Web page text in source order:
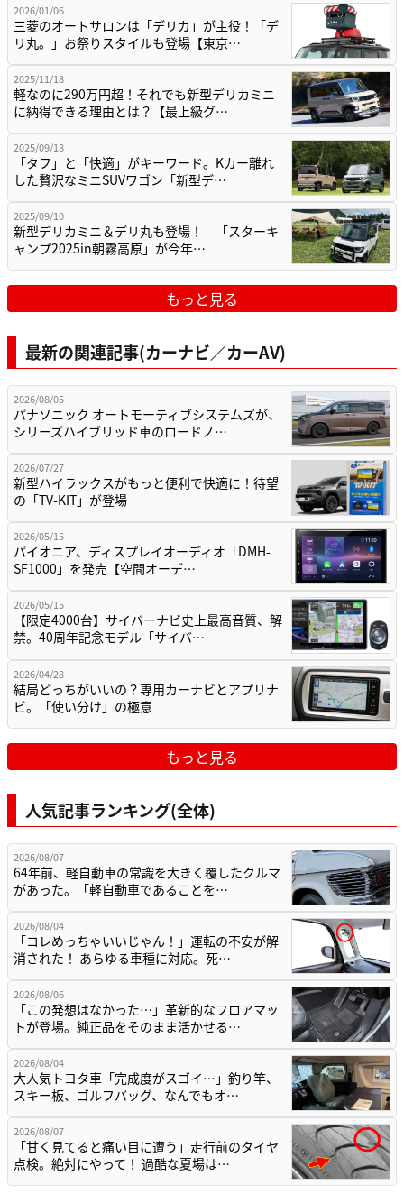
2026/01/06
三菱のオートサロンは「デリカ」が主役！「デ
リ丸。」お祭りスタイルも登場【東京…
2025/11/18
軽なのに290万円超！それでも新型デリカミニ
に納得できる理由とは？【最上級グ…
2025/09/18
「タフ」と「快適」がキーワード。Kカー離れ
した贅沢なミニSUVワゴン「新型デ…
2025/09/10
新型デリカミニ＆デリ丸も登場！ 「スターキ
ャンプ2025in朝霧高原」が今年…
もっと見る
最新の関連記事(カーナビ／カーAV)
2026/08/05
パナソニック オートモーティブシステムズが、
シリーズハイブリッド車のロードノ…
2026/07/27
新型ハイラックスがもっと便利で快適に！待望
の「TV-KIT」が登場
2026/05/15
パイオニア、ディスプレイオーディオ「DMH-
SF1000」を発売【空間オーデ…
2026/05/15
【限定4000台】サイバーナビ史上最高音質、解
禁。40周年記念モデル「サイバ…
2026/04/28
結局どっちがいいの？専用カーナビとアプリナ
ビ。「使い分け」の極意
もっと見る
人気記事ランキング(全体)
2026/08/07
64年前、軽自動車の常識を大きく覆したクルマ
があった。「軽自動車であることを…
2026/08/04
「コレめっちゃいいじゃん！」運転の不安が解
消された！ あらゆる車種に対応。死…
2026/08/06
「この発想はなかった…」革新的なフロアマッ
トが登場。純正品をそのまま活かせる…
2026/08/04
大人気トヨタ車「完成度がスゴイ…」釣り竿、
スキー板、ゴルフバッグ、なんでもオ…
2026/08/07
「甘く見てると痛い目に遭う」走行前のタイヤ
点検。絶対にやって！ 過酷な夏場は…